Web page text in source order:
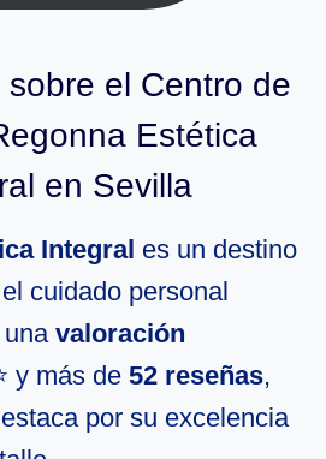
sobre el Centro de
Estética
en Sevilla
Integral es un destino
cuidado personal
valoración
y más de 52 reseñas,
por su excelencia